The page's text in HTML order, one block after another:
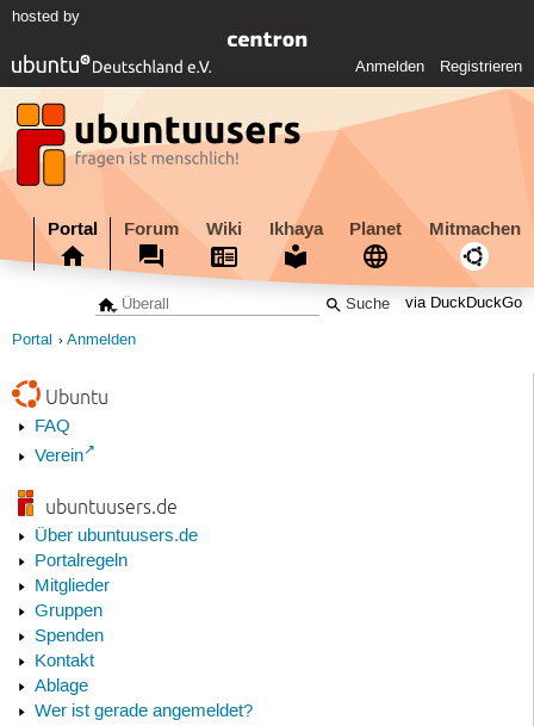
hosted by
Anmelden Registrieren
Portal Forum Wiki Ikhaya Planet Mitmachen
via DuckDuckGo
Portal Anmelden
Ubuntu
FAQ
Verein
ubuntuusers.de
Über ubuntuusers.de
Portalregeln
Mitglieder
Gruppen
Spenden
Kontakt
Ablage
Wer ist gerade angemeldet?